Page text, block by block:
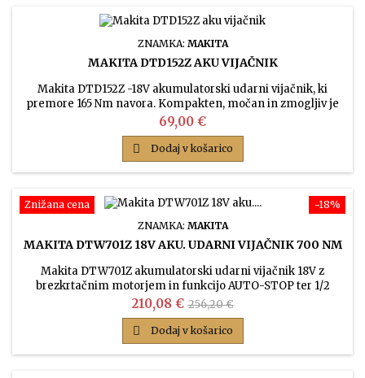
ZNAMKA: MAKITA
MAKITA DTD152Z AKU VIJAČNIK
Makita DTD152Z -18V akumulatorski udarni vijačnik, ki
premore 165 Nm navora. Kompakten, močan in zmogljiv je
najcenejši model med udarnimi vijačniki.
Cena
69,00 €
 Dodaj v košarico
−18%
Znižana cena
ZNAMKA: MAKITA
MAKITA DTW701Z 18V AKU. UDARNI VIJAČNIK 700 NM
Makita DTW701Z akumulatorski udarni vijačnik 18V z
brezkrtačnim motorjem in funkcijo AUTO-STOP ter 1/2
colskim vpetjem, je primeren za vse standardne natične
nastavke. Glavni namen modela je vijačenje lesnih in
strojnih vijakov, npr. kmetijske mehanizacije in za
industrijsko rabo. DTW701Z premore 700Nm navora.
Cena
210,08 € Običajna
cena
256,20 €
 Dodaj v košarico